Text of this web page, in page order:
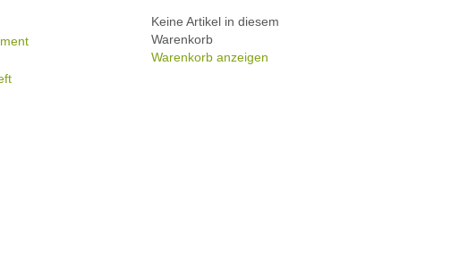
Keine Artikel in diesem
Warenkorb
Warenkorb anzeigen